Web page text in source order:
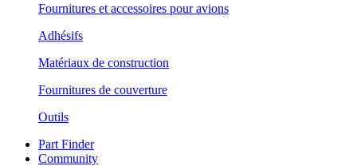
Fournitures et accessoires pour avions
Adhésifs
Matériaux de construction
Fournitures de couverture
Outils
Part Finder
Community